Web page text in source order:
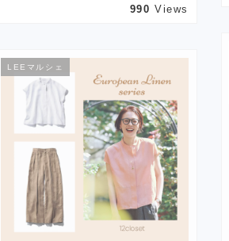
990 Views
LEEマルシェ